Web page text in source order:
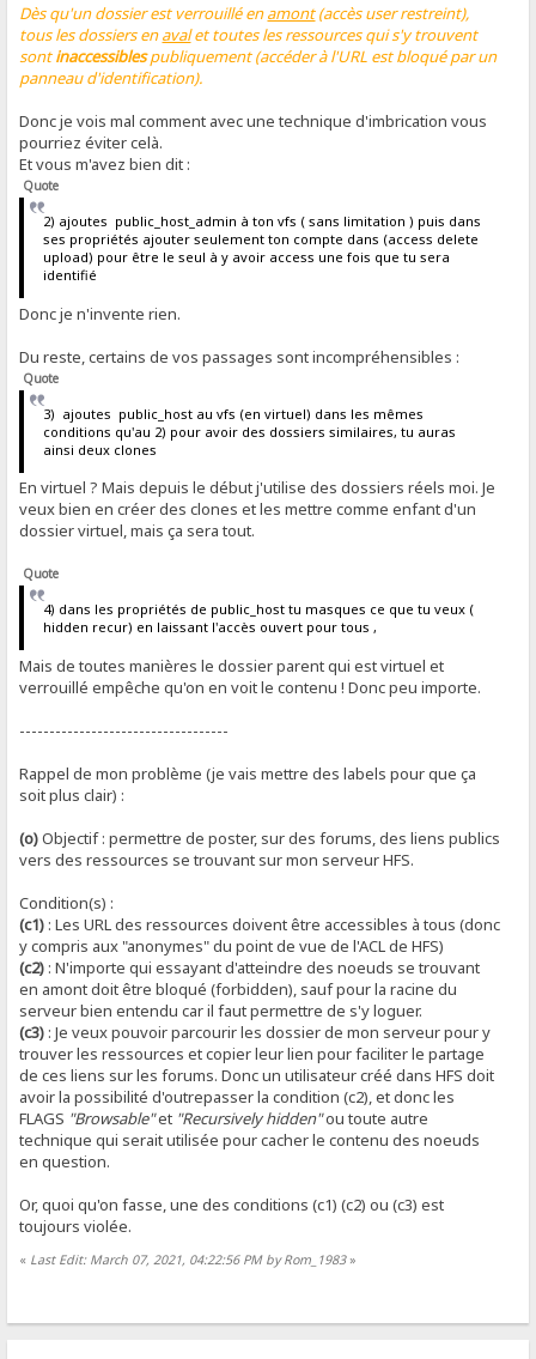
Dès qu'un dossier est verrouillé enamont(accès user restreint),
tous les dossiers enavalet toutes les ressources qui s'y trouvent
sontinaccessiblespubliquement (accéder à l'URL est bloqué par un
panneau d'identification).
Donc je vois mal comment avec une technique d'imbrication vous
pourriez éviter celà.
Et vous m'avez bien dit :
Quote
2) ajoutes public_host_admin à ton vfs ( sans limitation ) puis dans
ses propriétés ajouter seulement ton compte dans (access delete
upload) pour être le seul à y avoir access une fois que tu sera
identifié
Donc je n'invente rien.
Du reste, certains de vos passages sont incompréhensibles :
Quote
3) ajoutes public_host au vfs (en virtuel) dans les mêmes
conditions qu'au 2) pour avoir des dossiers similaires, tu auras
ainsi deux clones
En virtuel ? Mais depuis le début j'utilise des dossiers réels moi. Je
veux bien en créer des clones et les mettre comme enfant d'un
dossier virtuel, mais ça sera tout.
Quote
4) dans les propriétés de public_host tu masques ce que tu veux (
hidden recur) en laissant l'accès ouvert pour tous ,
Mais de toutes manières le dossier parent qui est virtuel et
verrouillé empêche qu'on en voit le contenu ! Donc peu importe.
-----------------------------------
Rappel de mon problème (je vais mettre des labels pour que ça
soit plus clair) :
(o)Objectif : permettre de poster, sur des forums, des liens publics
vers des ressources se trouvant sur mon serveur HFS.
Condition(s) :
(c1) : Les URL des ressources doivent être accessibles à tous (donc
y compris aux "anonymes" du point de vue de l'ACL de HFS)
(c2) : N'importe qui essayant d'atteindre des noeuds se trouvant
en amont doit être bloqué (forbidden), sauf pour la racine du
serveur bien entendu car il faut permettre de s'y loguer.
(c3) : Je veux pouvoir parcourir les dossier de mon serveur pour y
trouver les ressources et copier leur lien pour faciliter le partage
de ces liens sur les forums. Donc un utilisateur créé dans HFS doit
avoir la possibilité d'outrepasser la condition (c2), et donc les
FLAGS "Browsable"et "Recursively hidden"ou toute autre
technique qui serait utilisée pour cacher le contenu des noeuds
en question.
Or, quoi qu'on fasse, une des conditions (c1) (c2) ou (c3) est
toujours violée.
« Last Edit: March 07, 2021, 04:22:56 PM by Rom_1983»